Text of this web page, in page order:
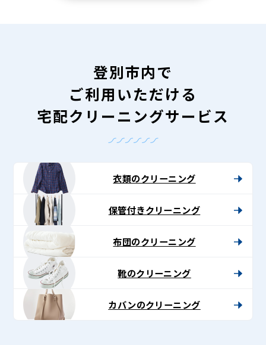
登別市内で
ご利用いただける
宅配クリーニングサービス
衣類のクリーニング
保管付きクリーニング
布団のクリーニング
靴のクリーニング
カバンのクリーニング